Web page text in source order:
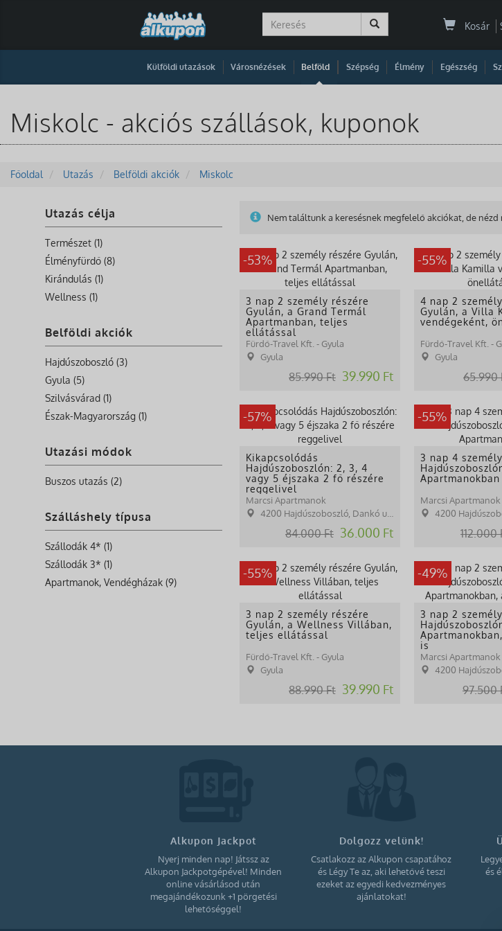
Kosár
Külföldi utazások Városnézések Belföld Szépség Élmény Egészség
Miskolc - akciós szállások, kuponok
Főoldal Utazás Belföldi akciók Miskolc
Utazás célja
Természet (1)
Élményfürdő (8)
Kirándulás (1)
Wellness (1)
Belföldi akciók
Hajdúszoboszló (3)
Gyula (5)
Szilvásvárad (1)
Észak-Magyarország (1)
Utazási módok
Buszos utazás (2)
Szálláshely típusa
Szállodák 4* (1)
Szállodák 3* (1)
Apartmanok, Vendégházak (9)
Nem találtunk a keresésnek megfelelő akciókat, de nézd
-53%
3 nap 2 személy részére
Gyulán, a Grand Termál
Apartmanban, teljes
ellátással
Fürdő-Travel Kft. - Gyula
Gyula
85.990 Ft 39.990 Ft
-55%
4 nap 2
Gyulán, a Villa
vendégeként,
Fürdő-Travel Kft. -
Gyula
65.990
-57%
Kikapcsolódás
Hajdúszoboszlón: 2, 3, 4
vagy 5 éjszaka 2 fő részére
reggelivel
Marcsi Apartmanok
4200 Hajdúszoboszló, Dankó u. 26.
84.000 Ft 36.000 Ft
-55%
3 nap 4
Apartmanokban
Marcsi Apartmanok
4200
112.000
-55%
3 nap 2 személy részére
Gyulán, a Wellness Villában,
teljes ellátással
Fürdő-Travel Kft. - Gyula
Gyula
88.990 Ft 39.990 Ft
-49%
3 nap 2
is
Marcsi Apartmanok
4200
97.500
Alkupon Jackpot
Nyerj minden nap! Játssz az
Alkupon Jackpotgépével! Minden
online vásárlásod után
megajándékozunk +1 pörgetési
lehetőséggel!
Dolgozz velünk!
Csatlakozz az Alkupon csapatához
és Légy Te az, aki lehetővé teszi
ezeket az egyedi kedvezményes
ajánlatokat!
és